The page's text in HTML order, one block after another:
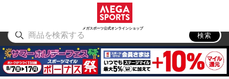
メガスポーツ公式オンラインショップ
アウトドア
検索